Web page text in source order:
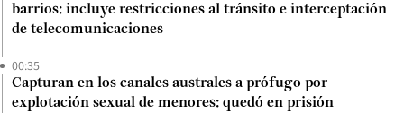
barrios: incluye restricciones al tránsito e interceptación
de telecomunicaciones
00:35
Capturan en los canales australes a prófugo por
explotación sexual de menores: quedó en prisión